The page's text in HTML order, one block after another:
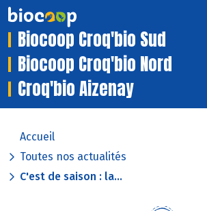
Biocoop Croq'bio Sud
Biocoop Croq'bio Nord
Croq'bio Aizenay
Accueil
Toutes nos actualités
C'est de saison : la...